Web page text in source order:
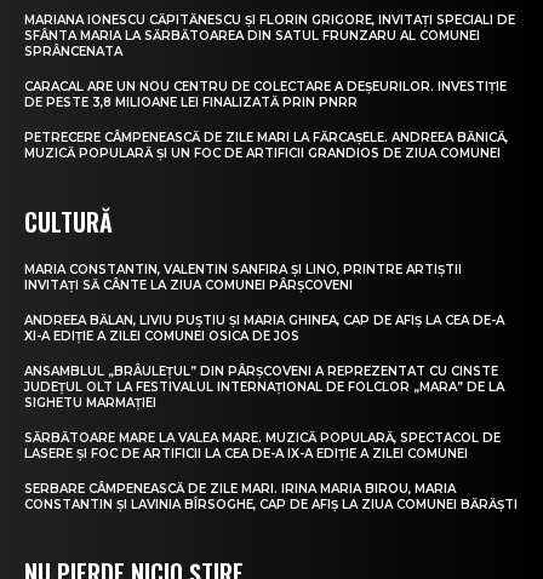
MARIANA IONESCU CĂPITĂNESCU ȘI FLORIN GRIGORE, INVITAȚI SPECIALI DE
SFÂNTA MARIA LA SĂRBĂTOAREA DIN SATUL FRUNZARU AL COMUNEI
SPRÂNCENATA
CARACAL ARE UN NOU CENTRU DE COLECTARE A DEȘEURILOR. INVESTIȚIE
DE PESTE 3,8 MILIOANE LEI FINALIZATĂ PRIN PNRR
PETRECERE CÂMPENEASCĂ DE ZILE MARI LA FĂRCAȘELE. ANDREEA BĂNICĂ,
MUZICĂ POPULARĂ ȘI UN FOC DE ARTIFICII GRANDIOS DE ZIUA COMUNEI
CULTURĂ
MARIA CONSTANTIN, VALENTIN SANFIRA ȘI LINO, PRINTRE ARTIȘTII
INVITAȚI SĂ CÂNTE LA ZIUA COMUNEI PÂRȘCOVENI
ANDREEA BĂLAN, LIVIU PUȘTIU ȘI MARIA GHINEA, CAP DE AFIȘ LA CEA DE-A
XI-A EDIȚIE A ZILEI COMUNEI OSICA DE JOS
ANSAMBLUL „BRÂULEȚUL” DIN PÂRȘCOVENI A REPREZENTAT CU CINSTE
JUDEȚUL OLT LA FESTIVALUL INTERNAȚIONAL DE FOLCLOR „MARA” DE LA
SIGHETU MARMAȚIEI
SĂRBĂTOARE MARE LA VALEA MARE. MUZICĂ POPULARĂ, SPECTACOL DE
LASERE ȘI FOC DE ARTIFICII LA CEA DE-A IX-A EDIȚIE A ZILEI COMUNEI
SERBARE CÂMPENEASCĂ DE ZILE MARI. IRINA MARIA BIROU, MARIA
CONSTANTIN ȘI LAVINIA BÎRSOGHE, CAP DE AFIȘ LA ZIUA COMUNEI BĂRĂȘTI